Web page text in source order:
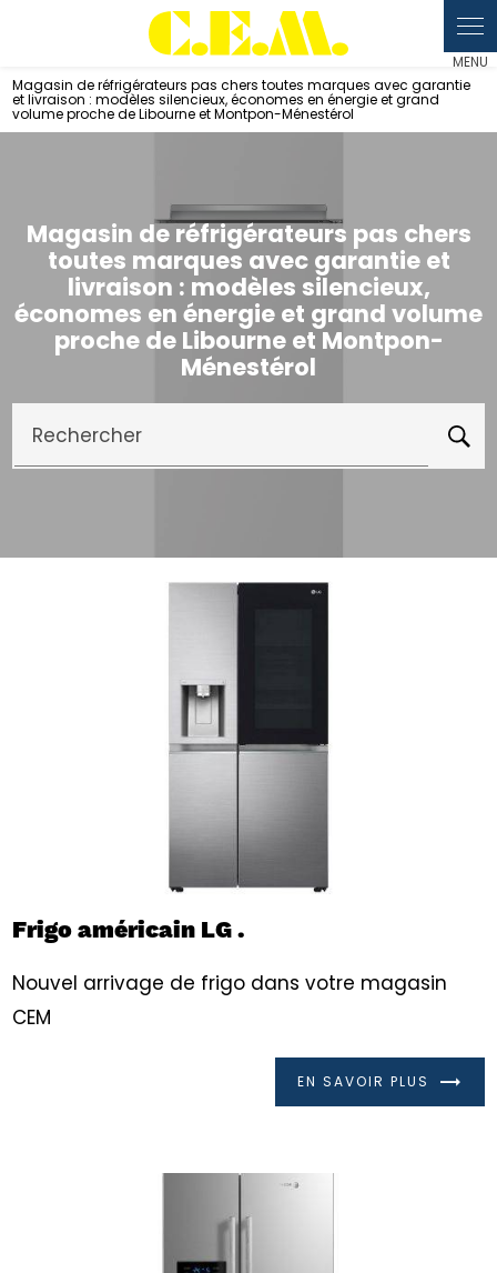
Magasin de réfrigérateurs pas chers toutes marques avec garantie
et livraison : modèles silencieux, économes en énergie et grand
volume proche de Libourne et Montpon-Ménestérol
Magasin de réfrigérateurs pas chers
toutes marques avec garantie et
livraison : modèles silencieux,
économes en énergie et grand volume
proche de Libourne et Montpon-
Ménestérol
Rechercher
Frigo américain LG .
Nouvel arrivage de frigo dans votre magasin
CEM
EN SAVOIR PLUS
Panneau de gestion des cookies